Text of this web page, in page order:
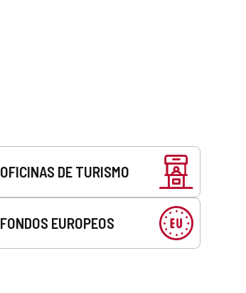
OFICINAS DE TURISMO
FONDOS EUROPEOS